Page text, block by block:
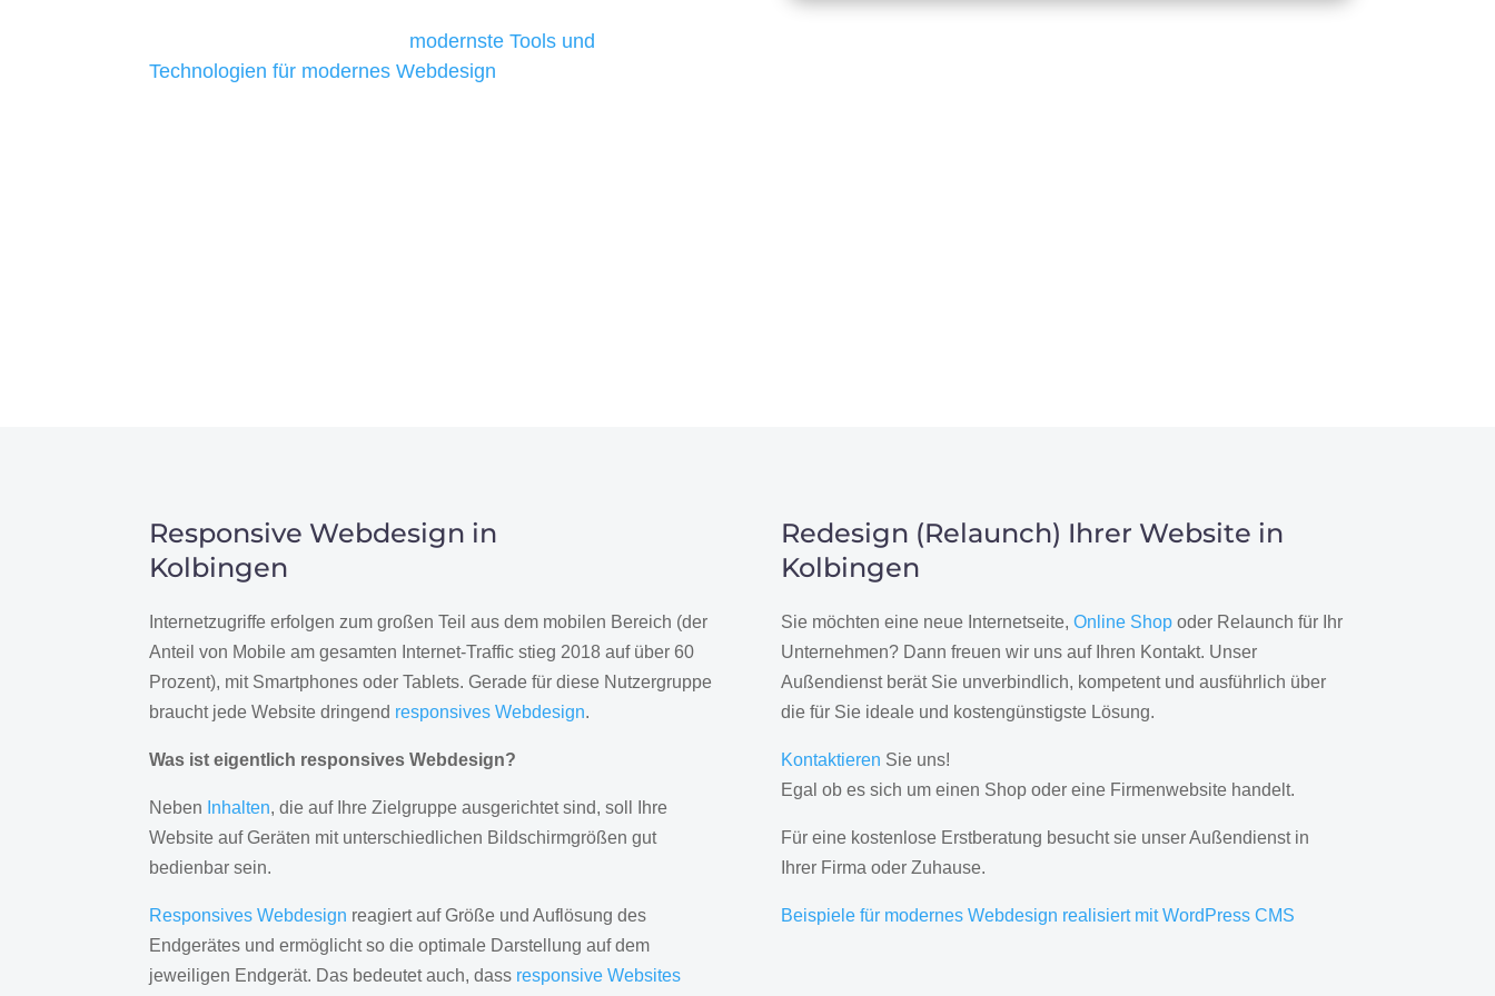
modernste Tools und
Technologien für modernes Webdesign
Responsive Webdesign in
Kolbingen
Internetzugriffe erfolgen zum großen Teil aus dem mobilen Bereich (der
Anteil von Mobile am gesamten Internet-Traffic stieg 2018 auf über 60
Prozent), mit Smartphones oder Tablets. Gerade für diese Nutzergruppe
braucht jede Website dringend responsives Webdesign.
Was ist eigentlich responsives Webdesign?
Neben Inhalten, die auf Ihre Zielgruppe ausgerichtet sind, soll Ihre
Website auf Geräten mit unterschiedlichen Bildschirmgrößen gut
bedienbar sein.
Responsives Webdesign reagiert auf Größe und Auflösung des
Endgerätes und ermöglicht so die optimale Darstellung auf dem
jeweiligen Endgerät. Das bedeutet auch, dass responsive Websites
Redesign (Relaunch) Ihrer Website in
Kolbingen
Sie möchten eine neue Internetseite, Online Shopoder Relaunch für Ihr
Unternehmen? Dann freuen wir uns auf Ihren Kontakt. Unser
Außendienst berät Sie unverbindlich, kompetent und ausführlich über
die für Sie ideale und kostengünstigste Lösung.
Kontaktieren Sie uns!
Egal ob es sich um einen Shop oder eine Firmenwebsite handelt.
Für eine kostenlose Erstberatung besucht sie unser Außendienst in
Ihrer Firma oder Zuhause.
Beispiele für modernes Webdesign realisiert mit WordPress CMS